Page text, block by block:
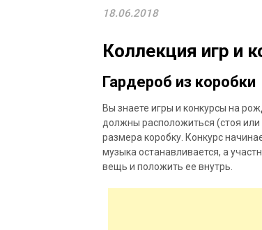
18.06.2018
Коллекция игр и
Гардероб из коробки
Вы знаете игры и конкурсы на
должны расположиться (стоя или
размера коробку. Конкурс
музыка останавливается, а
вещь и положить ее внутрь.